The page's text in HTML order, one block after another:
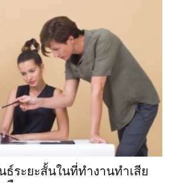
ระยะสั้นในที่ทำงานทำเสีย